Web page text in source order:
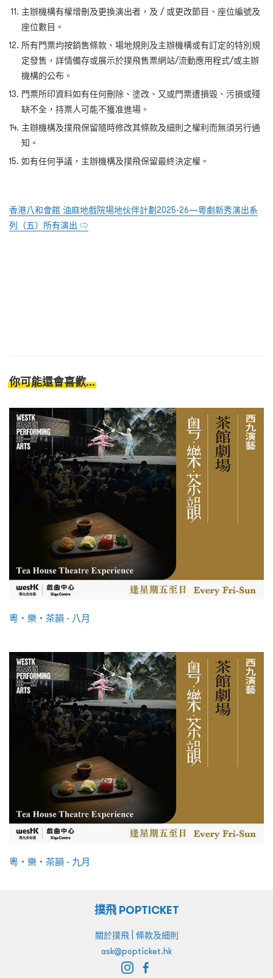
主辦機構有權增刪及更換演出者，及 / 或更改節目、座位編號及
座位數目。
所有門票均按銷售條款、場地規則及主辦機構或有訂定的特別規
定發售，詳情備存或展示於撲飛售票網站/流動應用程式/或主辦
機構的公布。
門票所印資料如有任何刪除、塗改、又或門票遭損毀、污損或殘
缺不全，持票人可能不獲准進場。
主辦機構及撲飛保留隨時修改其條款及細則之權利而無須另行通
知。
如有任何爭議，主辦機構及撲飛保留最終決定權。
香港八和會館 油麻地戲院場地伙伴計劃2025-26—粵劇新秀演出系
列（五）所有演出 ⇨
你可能還會喜歡...
粵・樂・茶韻 - 八月
粵・樂・茶韻 - 九月
撲飛 POPTICKET
關於撲飛| 條款及細則
ask@popticket.hk